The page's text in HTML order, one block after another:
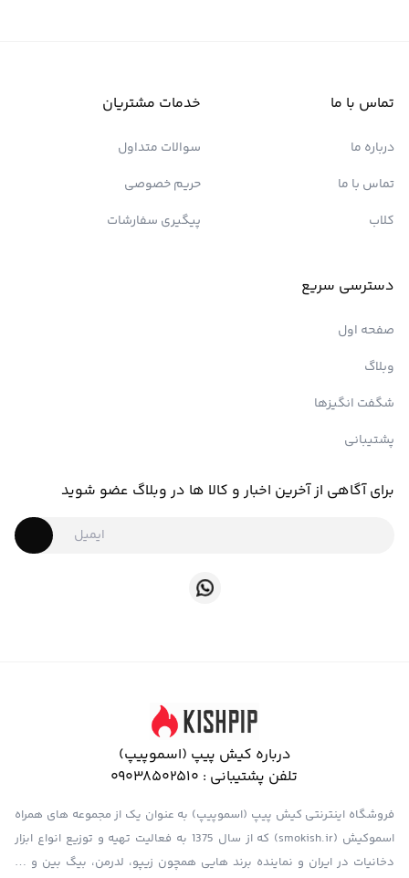
تماس با ما
درباره ما
تماس با ما
کلاب
خدمات مشتریان
سوالات متداول
حریم خصوصی
پیگیری سفارشات
دسترسی سریع
صفحه اول
وبلاگ
شگفت انگیزها
پشتیبانی
برای آگاهی از آخرین اخبار و کالا ها در وبلاگ عضو شوید
درباره کیش پیپ (اسموپیپ)
تلفن پشتیبانی : 09038502510
فروشگاه اینترنتی کیش پیپ (اسموپیپ) به عنوان یک از مجموعه های همراه
اسموکیش (smokish.ir) که از سال 1375 به فعالیت تهیه و توزیع انواع ابزار
دخانیات در ایران و نماینده برند هایی همچون زیپو، لدرمن، بیگ بین و …